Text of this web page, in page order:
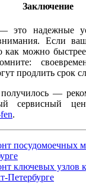
Заключение
это надежные
Если
как можно
продлить срок
—
сервисный
.
посудомоечных
ключевых узлов
Петербурге